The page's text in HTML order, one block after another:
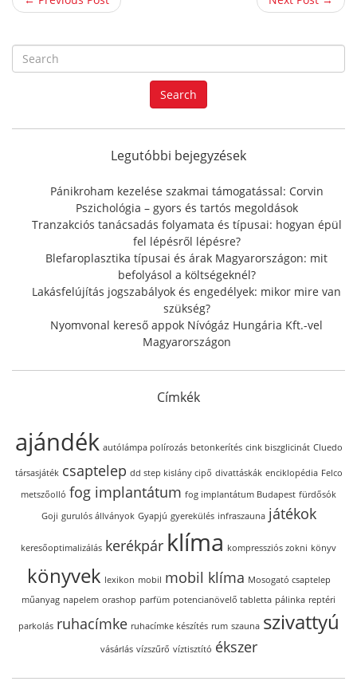
e
a
r
f
r
:
Search
Legutóbbi bejegyzések
Pánikroham kezelése szakmai támogatással: Corvin
Pszichológia – gyors és tartós megoldások
Tranzakciós tanácsadás folyamata és típusai: hogyan épül
fel lépésről lépésre?
Blefaroplasztika típusai és árak Magyarországon: mit
befolyásol a költségeknél?
Lakásfelújítás jogszabályok és engedélyek: mikor mire van
szükség?
Nyomvonal kereső appok Nívógáz Hungária Kft.-vel
Magyarországon
Címkék
ajándék autólámpa polírozás betonkerítés cink biszglicinát Cluedo
társasjáték csaptelep dd step kislány cipő divattáskák enciklopédia Felco
metszőolló fog implantátum fog implantátum Budapest fürdősók
Goji gurulós állványok Gyapjú gyerekülés infraszauna játékok
keresőoptimalizálás kerékpár klíma kompressziós zokni könyv
könyvek lexikon mobil mobil klíma Mosogató csaptelep
műanyag napelem orashop parfüm potencianövelő tabletta pálinka reptéri
parkolás ruhacímke ruhacímke készítés rum szauna szivattyú
vásárlás vízszűrő víztisztító ékszer